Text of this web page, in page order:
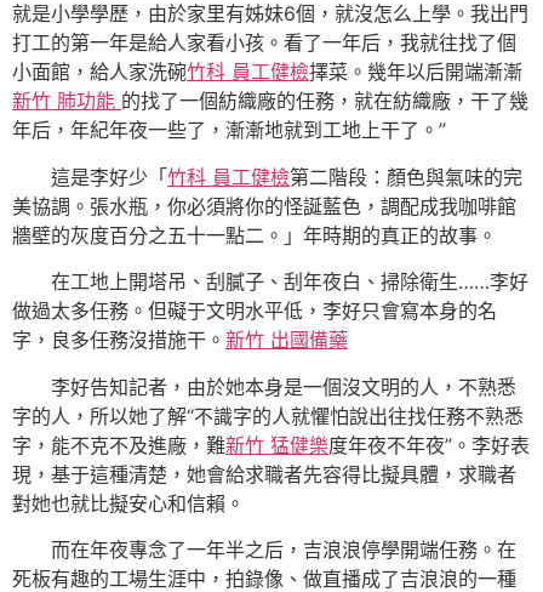
就是小學學歷，由於家里有姊妹6個，就沒怎么上學。我出門
打工的第一年是給人家看小孩。看了一年后，我就往找了個
小面館，給人家洗碗竹科 員工健檢擇菜。幾年以后開端漸漸
新竹 肺功能 的找了一個紡織廠的任務，就在紡織廠，干了幾
年后，年紀年夜一些了，漸漸地就到工地上干了。”
這是李好少「竹科 員工健檢第二階段：顏色與氣味的完
美協調。張水瓶，你必須將你的怪誕藍色，調配成我咖啡館
牆壁的灰度百分之五十一點二。」年時期的真正的故事。
在工地上開塔吊、刮膩子、刮年夜白、掃除衛生……李好
做過太多任務。但礙于文明水平低，李好只會寫本身的名
字，良多任務沒措施干。 新竹 出國備藥
李好告知記者，由於她本身是一個沒文明的人，不熟悉
字的人，所以她了解“不識字的人就懼怕說出往找任務不熟悉
字，能不克不及進廠，難新竹 猛健樂度年夜不年夜”。李好表
現，基于這種清楚，她會給求職者先容得比擬具體，求職者
對她也就比擬安心和信賴。
而在年夜專念了一年半之后，吉浪浪停學開端任務。在
死板有趣的工場生涯中，拍錄像、做直播成了吉浪浪的一種